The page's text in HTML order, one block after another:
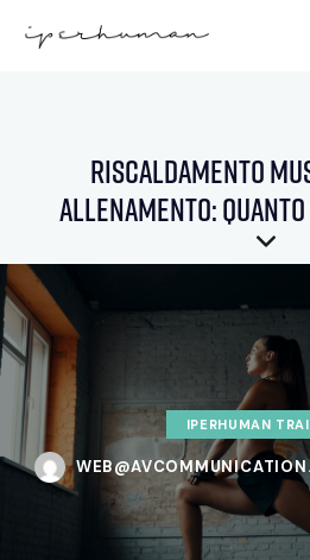
Riscaldamento
allenamento:
IPERHUMAN